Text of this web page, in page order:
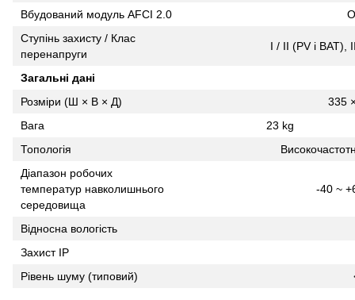
Вбудований модуль AFCI 2.0
Ступінь захисту / Клас
перенапруги
I / II (PV і BAT),
Загальні дані
Розміри (Ш × В × Д)
335
Вага
23 kg
Топологія
Діапазон робочих
температур навколишнього
середовища
-40 ~
Відносна вологість
Захист IP
Рівень шуму (типовий)